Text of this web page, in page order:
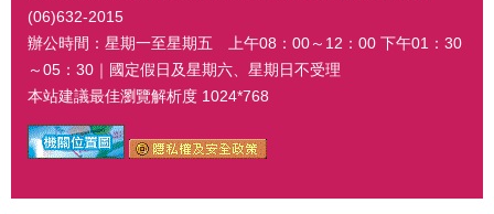
(06)632-2015
辦公時間：星期一至星期五 上午08：00～12：00 下午01：30
～05：30｜國定假日及星期六、星期日不受理
本站建議最佳瀏覽解析度 1024*768